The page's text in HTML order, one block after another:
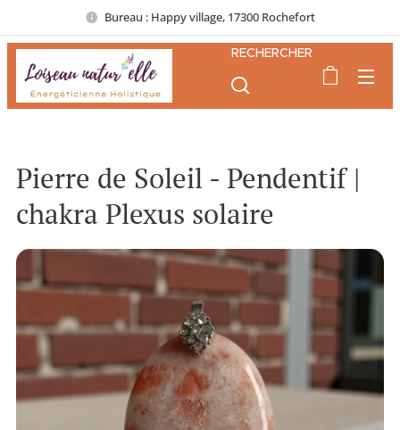
Bureau : Happy village, 17300 Rochefort
RECHERCHER
Pierre de Soleil - Pendentif |
chakra Plexus solaire